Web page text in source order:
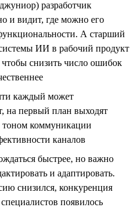
разработчик
и видит, где можно его
А старший
ИИ в рабочий продукт
чтобы снизить число ошибок
каждый может
на первый план выходят
тоном коммуникации
каналов
быстрее, но важно
и адаптировать.
снизился, конкуренция
появилось